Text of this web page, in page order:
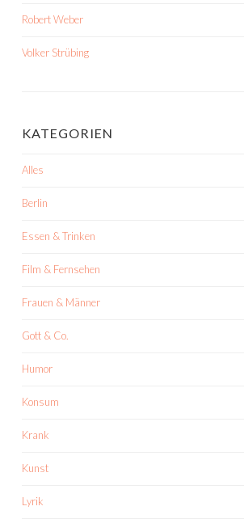
Robert Weber
Volker Strübing
KATEGORIEN
Alles
Berlin
Essen & Trinken
Film & Fernsehen
Frauen & Männer
Gott & Co.
Humor
Konsum
Krank
Kunst
Lyrik